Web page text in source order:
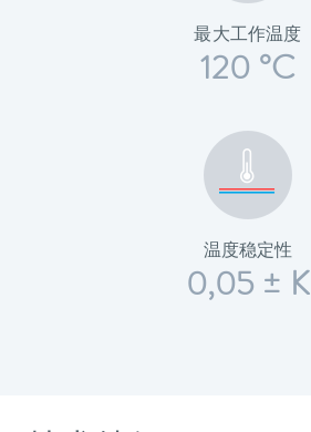
最大工作温度
120 °C
温度稳定性
0,05 ± K